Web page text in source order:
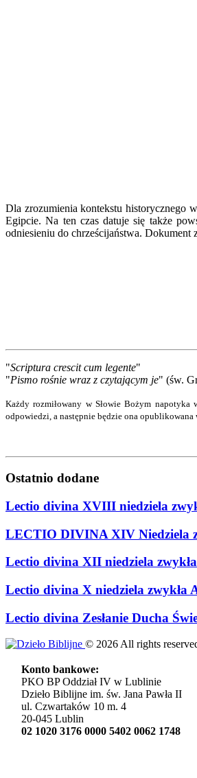
Dla zrozumienia kontekstu historycznego
Egipcie. Na ten czas datuje się także
odniesieniu do chrześcijaństwa.
"Scriptura crescit cum legente"
"Pismo rośnie wraz z czytającym je" (św.
Każdy rozmiłowany w Słowie Bożym
odpowiedzi, a następnie będzie ona opublikowana
Ostatnio dodane
Lectio divina XVIII niedziela
LECTIO DIVINA XIV Niedziela
Lectio divina XII niedziela
Lectio divina X niedziela zwykła
Lectio divina Zesłanie Ducha
© 2026All rights
Konto bankowe:
PKO BP Oddział IV w Lublinie
Dzieło Biblijne im. św. Jana Pawła II
ul. Czwartaków 10 m. 4
20-045 Lublin
02 1020 3176 0000 5402 0062 1748